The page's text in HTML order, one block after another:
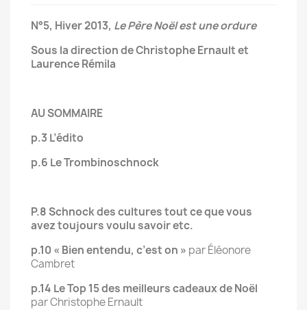
N°5, Hiver 2013, Le Père Noël est une ordure
Sous la direction de Christophe Ernault et
Laurence Rémila
AU SOMMAIRE
p.3 L’édito
p.6 Le Trombinoschnock
P.8 Schnock des cultures tout ce que vous
avez toujours voulu savoir etc.
p.10 « Bien entendu, c’est on » par Éléonore
Cambret
p.14 Le Top 15 des meilleurs cadeaux de Noël
par Christophe Ernault